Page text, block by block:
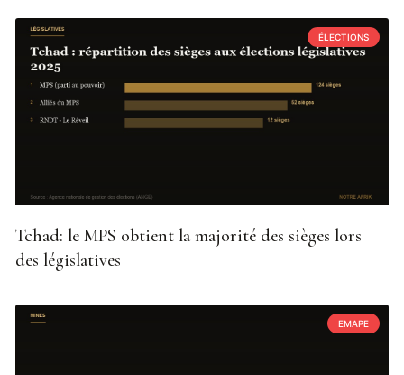
ÉLECTIONS
Tchad: le MPS obtient la majorité des sièges lors
des législatives
EMAPE